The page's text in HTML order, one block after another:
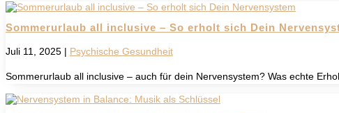
Sommerurlaub all inclusive – So erholt sich Dein
Juli 11, 2025 | Psychische Gesundheit
Sommerurlaub all inclusive – auch für dein Nervensystem? Was echte